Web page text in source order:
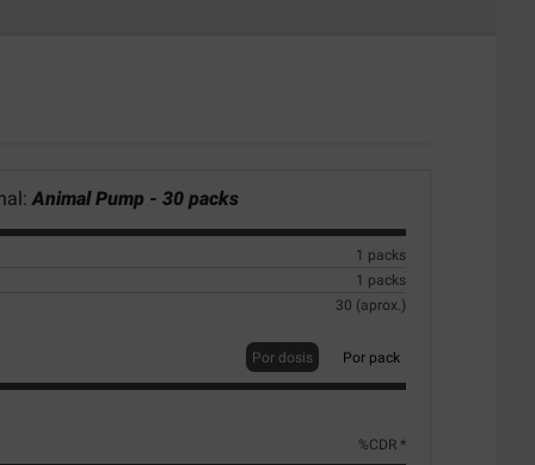
Animal Pump - 30 packs
1 packs
1 packs
30 (aprox.)
Por dosis Por pack
%CDR *